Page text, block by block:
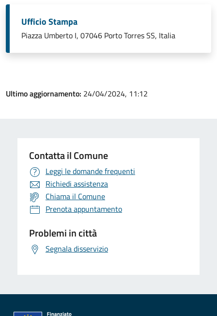
Ufficio Stampa
Piazza Umberto I, 07046 Porto Torres SS, Italia
Ultimo aggiornamento: 24/04/2024, 11:12
Contatta il Comune
Leggi le domande frequenti
Richiedi assistenza
Chiama il Comune
Prenota appuntamento
Problemi in città
Segnala disservizio